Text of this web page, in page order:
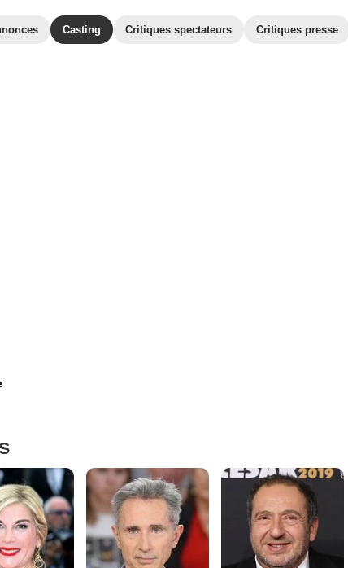
Casting Critiques spectateurs Critiques presse